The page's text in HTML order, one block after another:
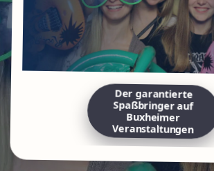
Der garantierte
Spaßbringer auf
Buxheimer
Veranstaltungen